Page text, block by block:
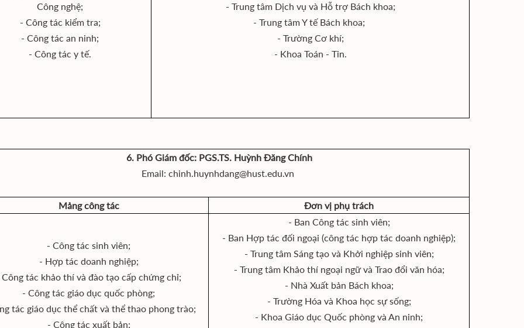
Công nghệ;
- Công tác kiểm tra;
- Công tác an ninh;
- Công tác y tế.
- Trung tâm Dịch vụ và Hỗ trợ Bách khoa;
- Trung tâm Y tế Bách khoa;
- Trường Cơ khí;
- Khoa Toán - Tin.
6. Phó Giám đốc: PGS.TS. Huỳnh Đăng Chính
Email: chinh.huynhdang@hust.edu.vn
Mảng công tác Đơn vị phụ trách
- Công tác sinh viên;
- Hợp tác doanh nghiệp;
tác khảo thí và đào tạo cấp chứng chỉ;
- Công tác giáo dục quốc phòng;
tác giáo dục thể chất và thể thao phong trào;
- Công tác xuất bản;
- Ban Công tác sinh viên;
- Ban Hợp tác đối ngoại (công tác hợp tác doanh nghiệp);
- Trung tâm Sáng tạo và Khởi nghiệp sinh viên;
- Trung tâm Khảo thí ngoại ngữ và Trao đổi văn hóa;
- Nhà Xuất bản Bách khoa;
- Trường Hóa và Khoa học sự sống;
- Khoa Giáo dục Quốc phòng và An ninh;